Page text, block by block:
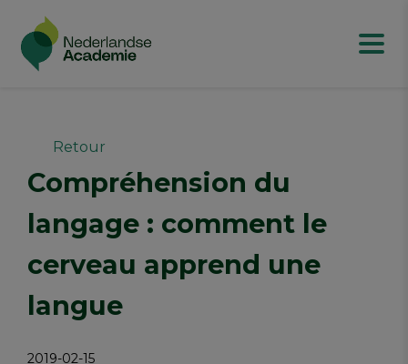
Retour
Compréhension du
langage : comment le
cerveau apprend une
langue
2019-02-15